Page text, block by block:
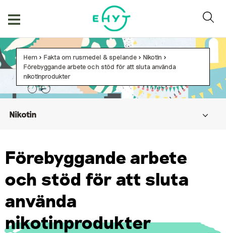
Hem > Fakta om rusmedel & spelande > Nikotin >
Förebyggande arbete och stöd för att sluta använda
nikotinprodukter
Nikotin
Snus
E-cigaretter
Nikotinpåsar
nikotinprodukter
Förebyggande arbete
och stöd för att sluta
använda
nikotinprodukter